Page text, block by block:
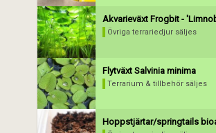
Akvarieväxt Frogbit -
Övriga terrariedjur säljes
Flytväxt Salvinia minima
Terrarium & tillbehör säljes
Hoppstjärtar/springtails